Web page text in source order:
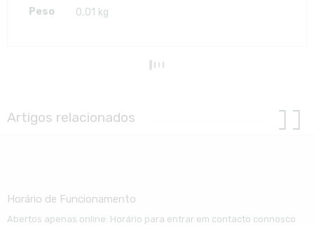
Peso 0,01 kg
Artigos relacionados
Horário de Funcionamento
Abertos apenas online: Horário para entrar em contacto connosco